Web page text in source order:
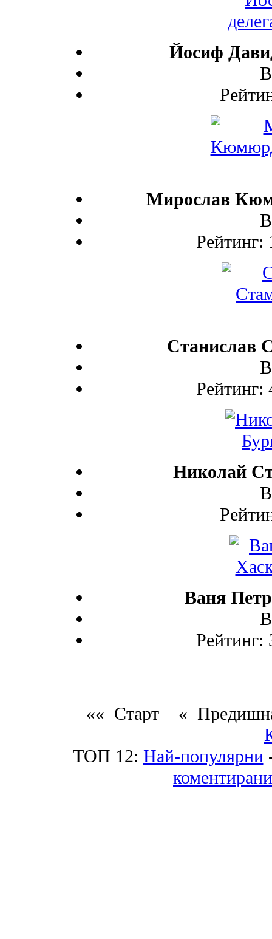
Йосиф
Мирослав
Рейтинг:
Станислав
Рейтинг:
Николай
Ваня
Рейтинг:
«« Старт
«
ТОП 12: Най-популярни
коментирани